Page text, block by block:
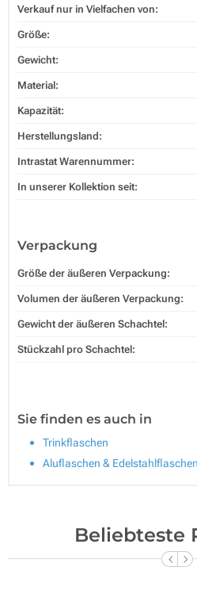
Verkauf nur in Vielfachen von:
Größe:
Gewicht:
Material:
Kapazität:
Herstellungsland:
Intrastat Warennummer:
In unserer Kollektion seit:
Verpackung
Größe der äußeren Verpackung:
Volumen der äußeren Verpackung:
Gewicht der äußeren Schachtel:
Stückzahl pro Schachtel:
Sie finden es auch in
Trinkflaschen
Aluflaschen & Edelstahlflaschen
Beliebteste